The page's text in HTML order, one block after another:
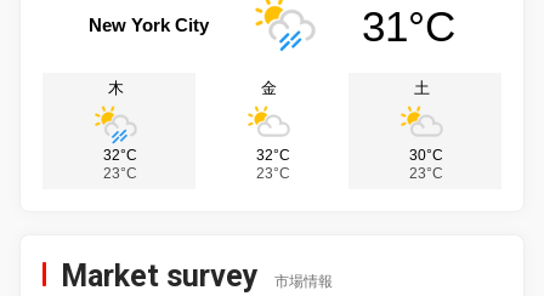
New York City 31°C
木
32°C
23°C
金
32°C
23°C
土
30°C
23°C
Market survey 市場情報